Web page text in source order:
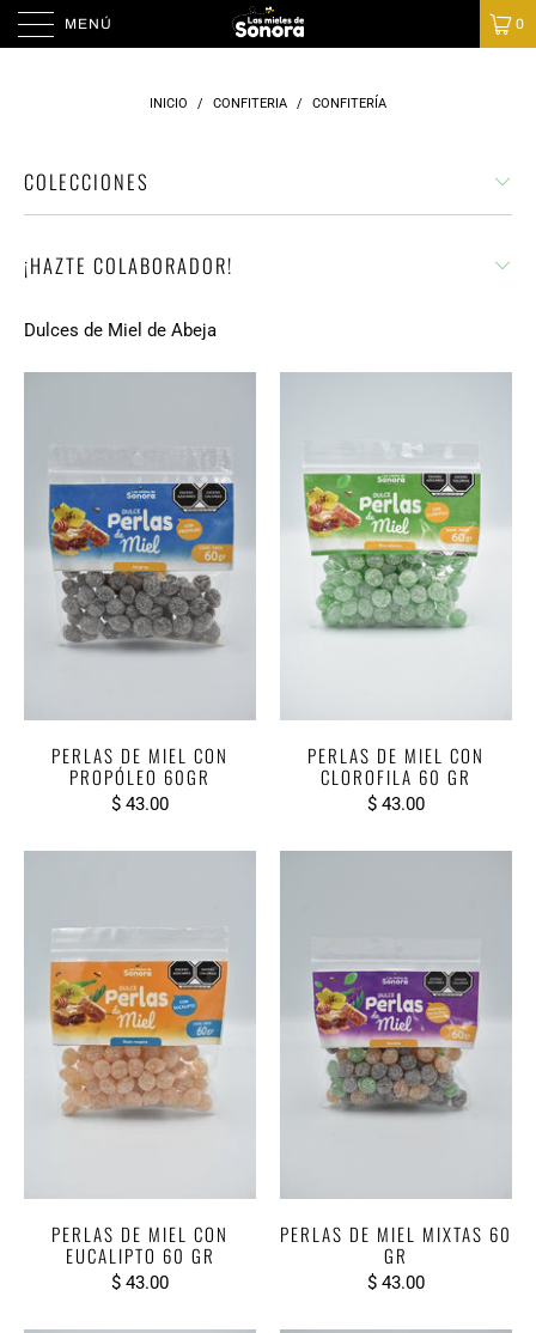
MENÚ 0
INICIO / CONFITERIA / CONFITERÍA
COLECCIONES
¡HAZTE COLABORADOR!
Dulces de Miel de Abeja
PERLAS DE MIEL CON
PROPÓLEO 60GR
$ 43.00
PERLAS DE MIEL CON
CLOROFILA 60 GR
$ 43.00
PERLAS DE MIEL CON
EUCALIPTO 60 GR
$ 43.00
PERLAS DE MIEL MIXTAS 60
GR
$ 43.00